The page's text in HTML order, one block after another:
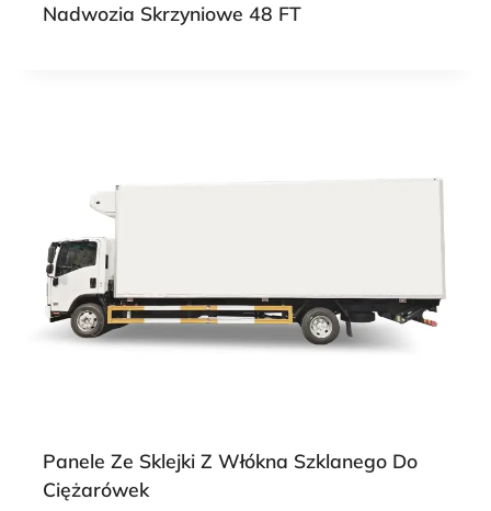
Nadwozia Skrzyniowe 48 FT
Panele Ze Sklejki Z Włókna Szklanego Do
Ciężarówek